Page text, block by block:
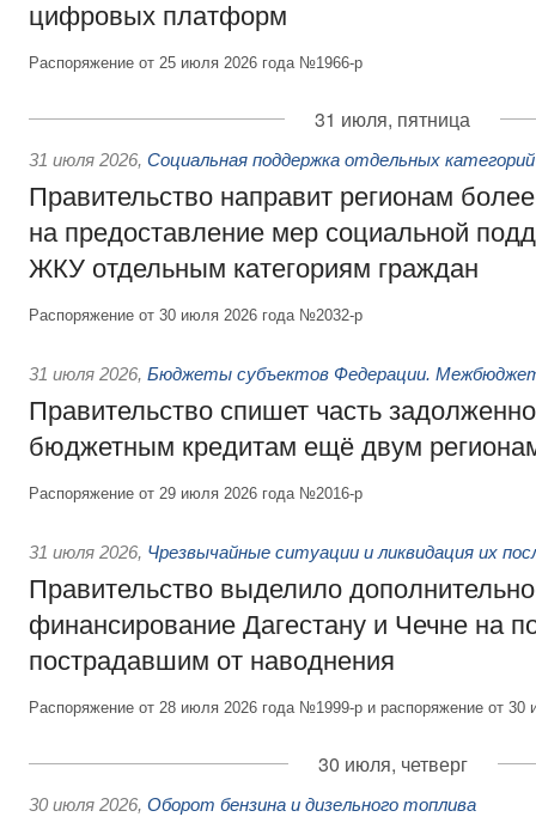
цифровых платформ
Распоряжение от 25 июля 2026 года №1966-р
31 июля, пятница
31 июля 2026, Социальная поддержка отдельных
Правительство направит регионам
на предоставление мер социальной
ЖКУ отдельным категориям граждан
Распоряжение от 30 июля 2026 года №2032-р
31 июля 2026, Бюджеты субъектов Федерации.
Правительство спишет часть
бюджетным кредитам ещё двум
Распоряжение от 29 июля 2026 года №2016-р
31 июля 2026, Чрезвычайные ситуации и ликвидация их
Правительство выделило
финансирование Дагестану и Чечне на
пострадавшим от наводнения
Распоряжение от 28 июля 2026 года №1999-р и распоряжение от
30 июля, четверг
30 июля 2026, Оборот бензина и дизельного топлива